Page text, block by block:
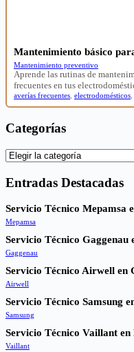
Mantenimiento básico
Mantenimiento preventivo
Aprende las rutinas de
frecuentes en tus
averías frecuentes electrodomésticos
Categorías
Categorías
Entradas Destacadas
Servicio Técnico Mepamsa
Mepamsa
Servicio Técnico
Gaggenau
Servicio Técnico Airwell en
Airwell
Servicio Técnico Samsung
Samsung
Servicio Técnico Vaillant
Vaillant